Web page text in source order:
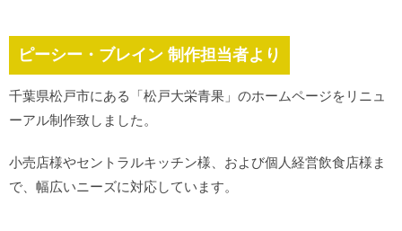
ピーシー・ブレイン 制作担当者より
千葉県松戸市にある「松戸大栄青果」のホームページをリニュ
ーアル制作致しました。
小売店様やセントラルキッチン様、および個人経営飲食店様ま
で、幅広いニーズに対応しています。